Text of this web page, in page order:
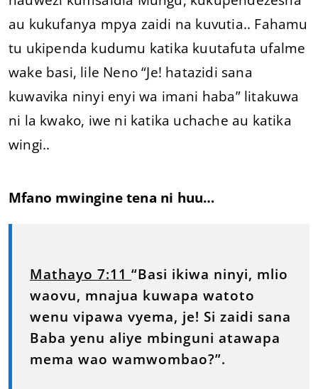
au kukufanya mpya zaidi na kuvutia.. Fahamu
tu ukipenda kudumu katika kuutafuta ufalme
wake basi, lile Neno “Je! hatazidi sana
kuwavika ninyi enyi wa imani haba” litakuwa
ni la kwako, iwe ni katika uchache au katika
wingi..
Mfano mwingine tena ni huu…
Mathayo 7:11 “Basi ikiwa ninyi, mlio
waovu, mnajua kuwapa watoto
wenu vipawa vyema, je! Si zaidi sana
Baba yenu aliye mbinguni atawapa
mema wao wamwombao?”.